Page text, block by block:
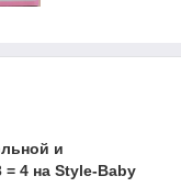
и
4 на Style-Baby